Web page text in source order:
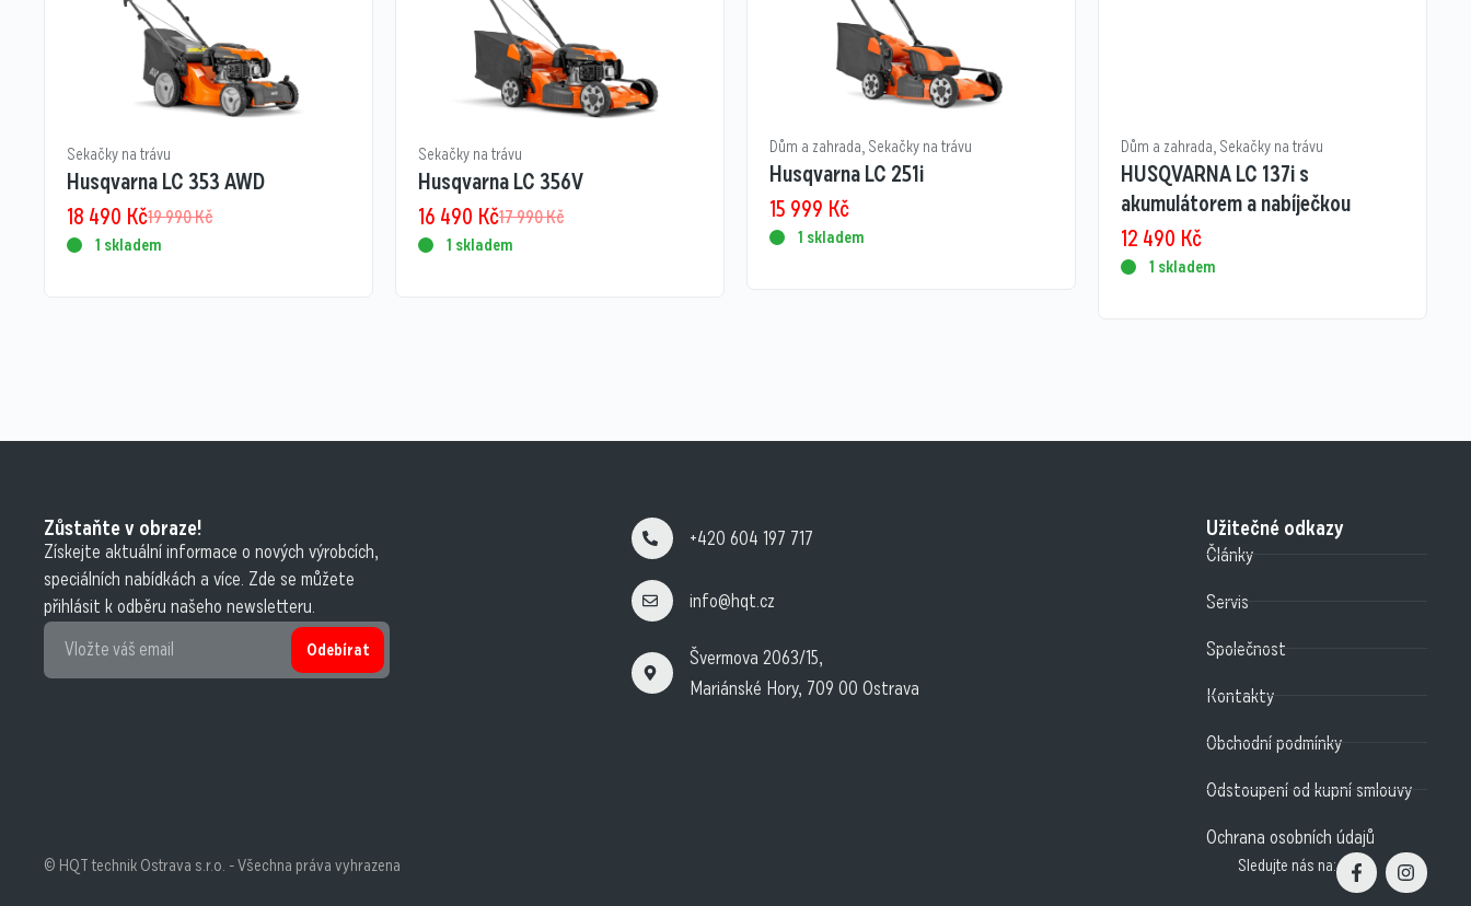
Sekačky na trávu
Husqvarna LC 353 AWD
19 990Kč
18 490 Kč
1 skladem
Sekačky na trávu
Husqvarna LC 356V
17 990Kč
16 490 Kč
1 skladem
Dům a zahrada, Sekačky na trávu
Husqvarna LC 251i
15 999 Kč
1 skladem
Dům a zahrada, Sekačky na trávu
HUSQVARNA LC 137i s
akumulátorem a nabíječkou
12 490 Kč
1 skladem
Zůstaňte v obraze!
Získejte aktuální informace o nových výrobcích,
speciálních nabídkách a více. Zde se můžete
přihlásit k odběru našeho newsletteru.
Odebírat
+420 604 197 717
info@hqt.cz
Švermova 2063/15,
Mariánské Hory, 709 00 Ostrava
Užitečné odkazy
Články
Servis
Společnost
Kontakty
Obchodní podmínky
Odstoupení od kupní smlouvy
Ochrana osobních údajů
© HQT technik Ostrava s.r.o. - Všechna práva vyhrazena Sledujte nás na: